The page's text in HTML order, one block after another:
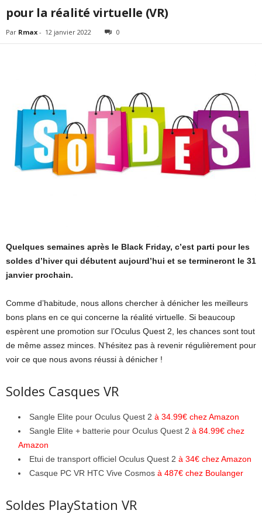
pour la réalité virtuelle (VR)
Par Rmax - 12 janvier 2022 0
Quelques semaines après le Black Friday, c’est parti pour les
soldes d’hiver qui débutent aujourd’hui et se termineront le 31
janvier prochain.
Comme d’habitude, nous allons chercher à dénicher les meilleurs
bons plans en ce qui concerne la réalité virtuelle. Si beaucoup
espèrent une promotion sur l’Oculus Quest 2, les chances sont tout
de même assez minces. N’hésitez pas à revenir régulièrement pour
voir ce que nous avons réussi à dénicher !
Soldes Casques VR
Sangle Elite pour Oculus Quest 2 à 34.99€ chez Amazon
Sangle Elite + batterie pour Oculus Quest 2 à 84.99€ chez
Amazon
Etui de transport officiel Oculus Quest 2 à 34€ chez Amazon
Casque PC VR HTC Vive Cosmos à 487€ chez Boulanger
Soldes PlayStation VR